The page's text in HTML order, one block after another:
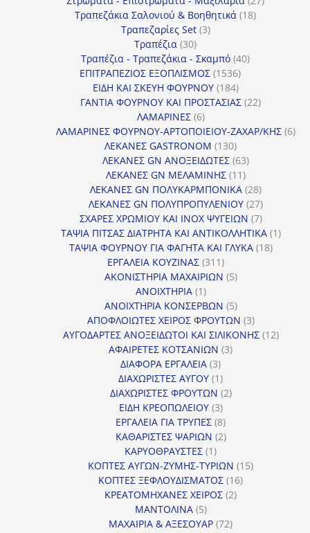
Τραπεζάκια Σαλονιού & Βοηθητικά 1818
Τραπεζαρίες Set 33
Τραπέζια 3030
προϊόντα
Τραπέζια - Τραπεζάκια - Σκαμπό 4040
ΕΠΙΤΡΑΠΕΖΙΟΣ ΕΞΟΠΛΙΣΜΟΣ 15361536
προϊόντα
ΕΙΔΗ ΚΑΙ ΣΚΕΥΗ ΦΟΥΡΝΟΥ 184184
προϊόντα
ΓΑΝΤΙΑ ΦΟΥΡΝΟΥ ΚΑΙ ΠΡΟΣΤΑΣΙΑΣ 2222
ΛΑΜΑΡΙΝΕΣ 66
προϊόντα
ΛΑΜΑΡΙΝΕΣ ΦΟΥΡΝΟΥ-ΑΡΤΟΠΟΙΕΙΟΥ-ΖΑΧΑΡ/ΚΗΣ 66
ΛΕΚΑΝΕΣ GASTRONOM 130130
προϊόντα
ΛΕΚΑΝΕΣ GN ΑΝΟΞΕΙΔΩΤΕΣ 6363
ΛΕΚΑΝΕΣ GN ΜΕΛΑΜΙΝΗΣ 1111
προϊόντα
ΛΕΚΑΝΕΣ GN ΠΟΛΥΚΑΡΜΠΟΝΙΚΑ 2828
προϊόντα
ΛΕΚΑΝΕΣ GN ΠΟΛΥΠΡΟΠΥΛΕΝΙΟΥ 2727
προϊόντα
ΣΧΑΡΕΣ ΧΡΩΜΙΟΥ ΚΑΙ INOX ΨΥΓΕΙΩΝ 77
προϊόντα
ΤΑΨΙΑ ΠΙΤΣΑΣ ΔΙΑΤΡΗΤΑ ΚΑΙ ΑΝΤΙΚΟΛΛΗΤΙΚΑ 11
ΤΑΨΙΑ ΦΟΥΡΝΟΥ ΓΙΑ ΦΑΓΗΤΑ ΚΑΙ ΓΛΥΚΑ 1818
ΕΡΓΑΛΕΙΑ ΚΟΥΖΙΝΑΣ 311311
προϊόντα
ΑΚΟΝΙΣΤΗΡΙΑ ΜΑΧΑΙΡΙΩΝ 55
ΑΝΟΙΧΤΗΡΙΑ 11
προϊόν
ΑΝΟΙΧΤΗΡΙΑ ΚΟΝΣΕΡΒΩΝ 55
προϊόντα
ΑΠΟΦΛΟΙΩΤΕΣ ΧΕΙΡΟΣ ΦΡΟΥΤΩΝ 33
προϊόντα
ΑΥΓΟΔΑΡΤΕΣ ΑΝΟΞΕΙΔΩΤΟΙ ΚΑΙ ΣΙΛΙΚΟΝΗΣ 1212
ΑΦΑΙΡΕΤΕΣ ΚΟΤΣΑΝΙΩΝ 33
ΔΙΑΦΟΡΑ ΕΡΓΑΛΕΙΑ 33
προϊόντα
ΔΙΑΧΩΡΙΣΤΕΣ ΑΥΓΟΥ 11
προϊόν
ΔΙΑΧΩΡΙΣΤΕΣ ΦΡΟΥΤΩΝ 22
ΕΙΔΗ ΚΡΕΟΠΩΛΕΙΟΥ 33
προϊόντα
ΕΡΓΑΛΕΙΑ ΓΙΑ ΤΡΥΠΕΣ 88
προϊόντα
ΚΑΘΑΡΙΣΤΕΣ ΨΑΡΙΩΝ 22
ΚΑΡΥΟΘΡΑΥΣΤΕΣ 11
προϊόν
ΚΟΠΤΕΣ ΑΥΓΩΝ-ΖΥΜΗΣ-ΤΥΡΙΩΝ 1515
ΚΟΠΤΕΣ ΞΕΦΛΟΥΔΙΣΜΑΤΟΣ 1616
ΚΡΕΑΤΟΜΗΧΑΝΕΣ ΧΕΙΡΟΣ 22
ΜΑΝΤΟΛΙΝΑ 55
προϊόντα
ΜΑΧΑΙΡΙΑ & ΑΞΕΣΟΥΑΡ 7272